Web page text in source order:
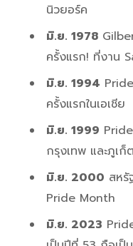
นิวยอร์ค
มิ.ย. 1978
ครั้งแรก! ที่งาน
มิ.ย. 1994
ครั้งแรกในเอเชีย
มิ.ย. 1999
กรุงเทพ และภูเก็
มิ.ย. 2000 สหรั
Pride Month
มิ.ย. 2023